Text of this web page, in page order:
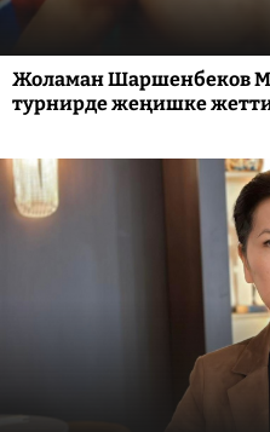
Жоламан Шаршенбеков
турнирде жеңишке